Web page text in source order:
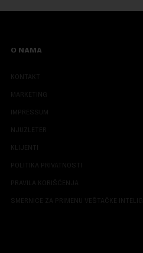
O NAMA
KONTAKT
MARKETING
IMPRESSUM
NJUZLETER
KLIJENTI
POLITIKA PRIVATNOSTI
PRAVILA KORIŠĆENJA
SMERNICE ZA PRIMENU VEŠTAČKE